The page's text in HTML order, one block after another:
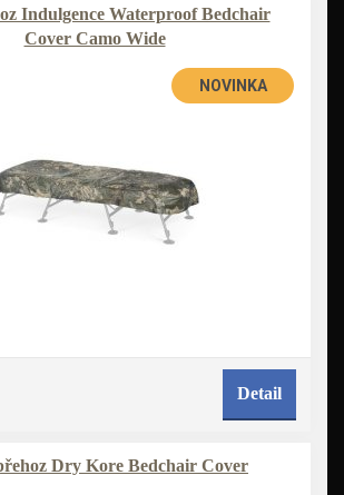
Indulgence Waterproof Bedchair
Cover Camo Wide
NOVINKA
Detail
Dry Kore Bedchair Cover